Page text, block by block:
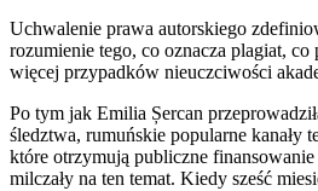
Uchwalenie prawa autorskiego
rozumienie tego, co oznacza plagiat, co
więcej przypadków nieuczciwości
Po tym jak Emilia Șercan
śledztwa, rumuńskie popularne kanały
które otrzymują publiczne finansowanie
milczały na ten temat. Kiedy sześć